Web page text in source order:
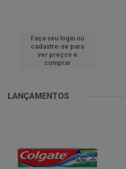
Faça seu login ou
cadastre-se para
ver preços e
comprar
LANÇAMENTOS